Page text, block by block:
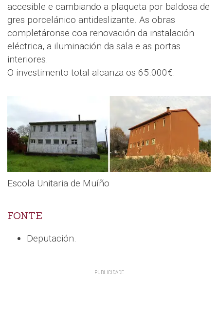
accesible e cambiando a plaqueta por baldosa de
gres porcelánico antideslizante. As obras
completáronse coa renovación da instalación
eléctrica, a iluminación da sala e as portas
interiores.
O investimento total alcanza os 65.000€.
Escola Unitaria de Muíño
FONTE
Deputación.